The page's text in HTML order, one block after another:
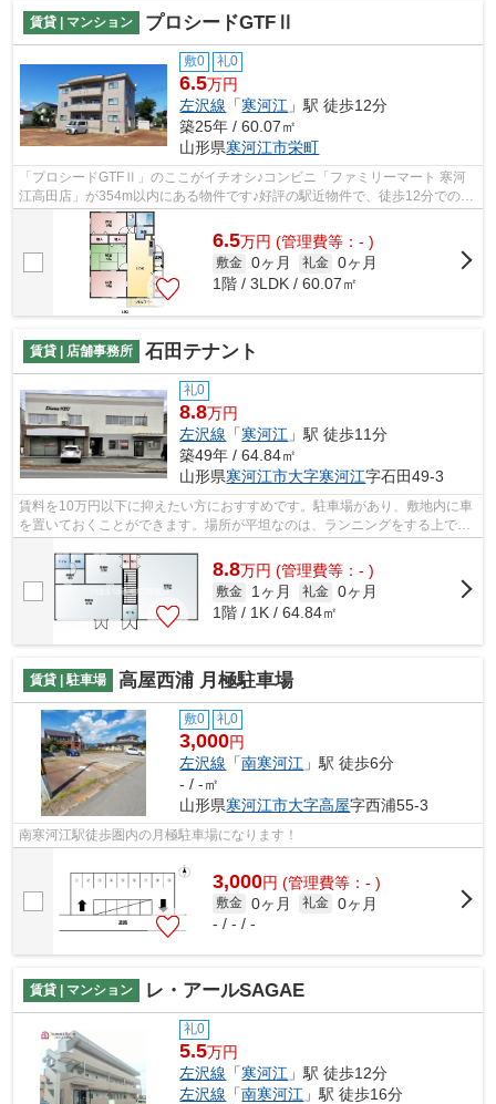
賃貸 | マンション プロシードGTFⅡ
敷0 礼0
6.5万円
左沢線 「寒河江 」駅 徒歩12分
築25年 / 60.07㎡
山形県寒河江市栄町
「プロシードGTFⅡ」のここがイチオシ♪コンビニ「ファミリーマート 寒河
江高田店」が354m以内にある物件です♪好評の駅近物件で、徒歩12分でのア
クセスが可能です♪プライバシーにも配慮...
6.5万円 (管理費等：- )
敷金 0ヶ月 礼金 0ヶ月
1階 / 3LDK / 60.07㎡
賃貸 | 店舗事務所 石田テナント
礼0
8.8万円
左沢線 「寒河江 」駅 徒歩11分
築49年 / 64.84㎡
山形県寒河江市大字寒河江字石田49-3
賃料を10万円以下に抑えたい方におすすめです。駐車場があり、敷地内に車
を置いておくことができます。場所が平坦なのは、ランニングをする上で抑
えたいポイントですね。立地が良く広...
8.8万円 (管理費等：- )
敷金 1ヶ月 礼金 0ヶ月
1階 / 1K / 64.84㎡
賃貸 | 駐車場 高屋西浦 月極駐車場
敷0 礼0
3,000円
左沢線 「南寒河江 」駅 徒歩6分
- / -㎡
山形県寒河江市大字高屋字西浦55-3
南寒河江駅徒歩圏内の月極駐車場になります！
3,000円 (管理費等：- )
敷金 0ヶ月 礼金 0ヶ月
- / - / -
賃貸 | マンション レ・アールSAGAE
礼0
5.5万円
左沢線 「寒河江 」駅 徒歩12分
左沢線 「南寒河江 」駅 徒歩16分